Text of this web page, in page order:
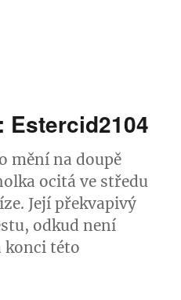
Estercid2104
mění na doupě
ocitá ve středu
Její překvapivý
odkud není
konci této